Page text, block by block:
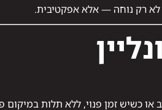
לא רק נוחה — אלא אפקטיבית.
כשיש זמן פנוי, ללא תלות במיקום